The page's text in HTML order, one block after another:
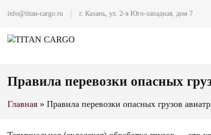
info@titan-cargo.ru г. Казань, ул. 2-я Юго-западная, дом 7
Правила перевозки опасных
Главная » Правила перевозки опасных грузов